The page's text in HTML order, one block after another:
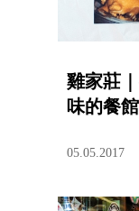
雞家莊
味的餐館
05.05.2017